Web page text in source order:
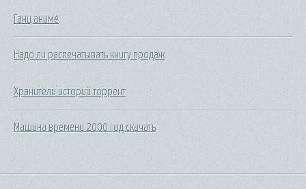
Ганц аниме
Надо ли распечатывать книгу продаж
Хранители историй торрент
Машина времени 2000 год скачать